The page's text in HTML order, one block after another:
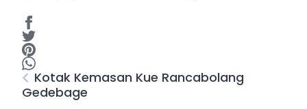
Kotak Kemasan Kue Rancabolang
Gedebage